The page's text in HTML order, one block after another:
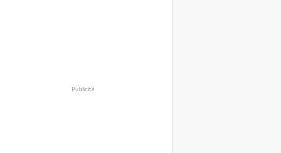
Publicité